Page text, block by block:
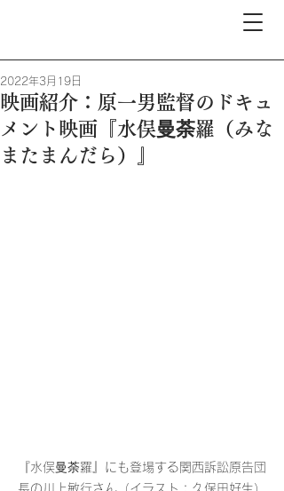
映画紹介：原一男監督のドキュ
メント映画『水俣曼荼羅（みな
またまんだら）』
2022年3月19日
『水俣曼荼羅』にも登場する関西訴訟原告団
長の川上敏行さん（イラスト：久保田好生）